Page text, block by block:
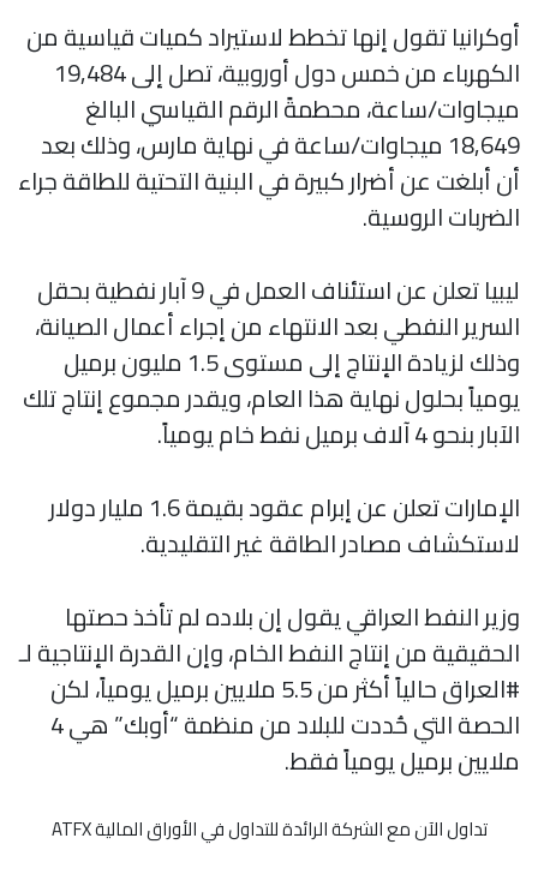
أوكرانيا تقول إنها تخطط لاستيراد كميات قياسية من
الكهرباء من خمس دول أوروبية، تصل إلى 19,484
ميجاوات/ساعة، محطمةً الرقم القياسي البالغ
18,649 ميجاوات/ساعة في نهاية مارس، وذلك بعد
أن أبلغت عن أضرار كبيرة في البنية التحتية للطاقة جراء
الضربات الروسية.
ليبيا تعلن عن استئناف العمل في 9 آبار نفطية بحقل
السرير النفطي بعد الانتهاء من إجراء أعمال الصيانة،
وذلك لزيادة الإنتاج إلى مستوى 1.5 مليون برميل
يومياً بحلول نهاية هذا العام، ويقدر مجموع إنتاج تلك
الآبار بنحو 4 آلاف برميل نفط خام يومياً.
الإمارات تعلن عن إبرام عقود بقيمة 1.6 مليار دولار
لاستكشاف مصادر الطاقة غير التقليدية.
وزير النفط العراقي يقول إن بلاده لم تأخذ حصتها
الحقيقية من إنتاج النفط الخام، وإن القدرة الإنتاجية لـ
#العراق حالياً أكثر من 5.5 ملايين برميل يومياً، لكن
الحصة التي حُددت للبلاد من منظمة “أوبك” هي 4
ملايين برميل يومياً فقط.
تداول الآن مع الشركة الرائدة للتداول في الأوراق المالية ATFX